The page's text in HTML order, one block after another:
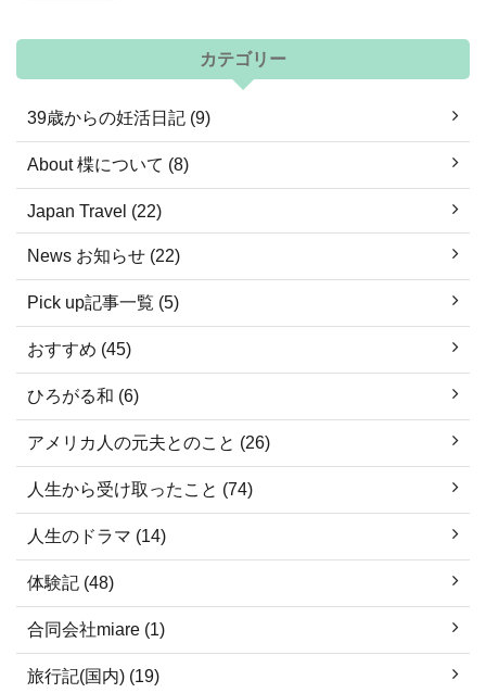
カテゴリー
39歳からの妊活日記 (9)
About 楪について (8)
Japan Travel (22)
News お知らせ (22)
Pick up記事一覧 (5)
おすすめ (45)
ひろがる和 (6)
アメリカ人の元夫とのこと (26)
人生から受け取ったこと (74)
人生のドラマ (14)
体験記 (48)
合同会社miare (1)
旅行記(国内) (19)